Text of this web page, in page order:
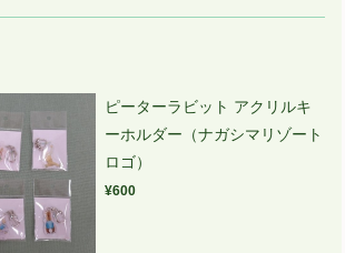
ピーターラビット アクリルキ
ーホルダー（ナガシマリゾート
ロゴ）
¥600